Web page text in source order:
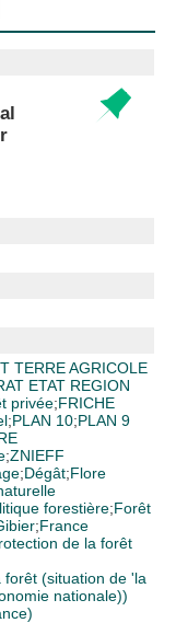
TERRE AGRICOLE
ETAT REGION
privée;FRICHE
;PLAN 10;PLAN 9
;ZNIEFF
;Dégât;Flore
forestière;Forêt
;France
de la forêt
(situation de 'la
nationale))